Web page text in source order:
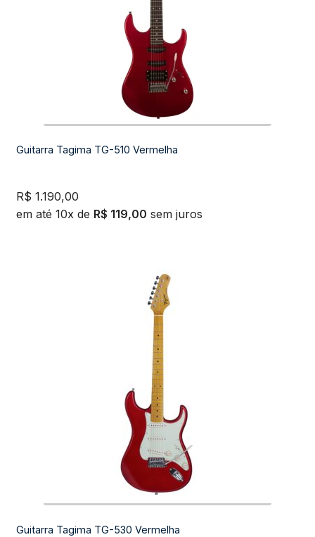
Guitarra Tagima TG-510 Vermelha
R$ 1.190,00
em até 10x de R$ 119,00 sem juros
Guitarra Tagima TG-530 Vermelha